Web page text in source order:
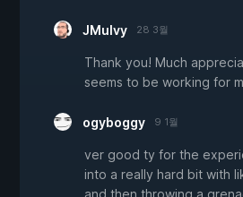
JMulvy 28 3월
Thank you! Much
seems to be working for
ogyboggy 9 1월
ver good ty for the
into a really hard bit with